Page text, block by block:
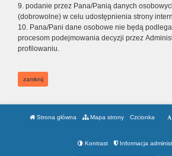
9. podanie przez Pana/Panią danych
(dobrowolne) w celu udostępnienia strony
10. Pana/Pani dane osobowe nie będą
procesom podejmowania decyzji przez
profilowaniu.
zamknij
Strona główna Mapa strony Czcionka
Kontrast Informacja